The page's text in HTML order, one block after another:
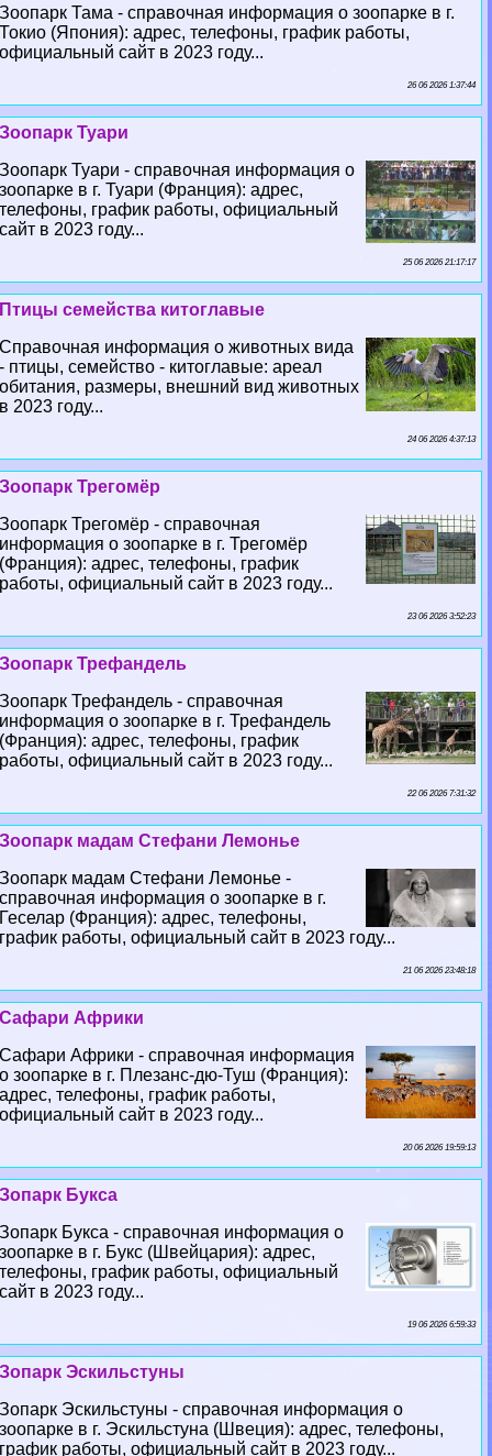
Зоопарк Тама - справочная информация о зоопарке в г.
Токио (Япония): адрес, телефоны, график работы,
официальный сайт в 2023 году...
26 06 2026 1:37:44
Зоопарк Туари
Зоопарк Туари - справочная информация о
зоопарке в г. Туари (Франция): адрес,
телефоны, график работы, официальный
сайт в 2023 году...
25 06 2026 21:17:17
Птицы семейства китоглавые
Справочная информация о животных вида
- птицы, семейство - китоглавые: ареал
обитания, размеры, внешний вид животных
в 2023 году...
24 06 2026 4:37:13
Зоопарк Трегомёр
Зоопарк Трегомёр - справочная
информация о зоопарке в г. Трегомёр
(Франция): адрес, телефоны, график
работы, официальный сайт в 2023 году...
23 06 2026 3:52:23
Зоопарк Трефандель
Зоопарк Трефандель - справочная
информация о зоопарке в г. Трефандель
(Франция): адрес, телефоны, график
работы, официальный сайт в 2023 году...
22 06 2026 7:31:32
Зоопарк мадам Стефани Лемонье
Зоопарк мадам Стефани Лемонье -
справочная информация о зоопарке в г.
Геселар (Франция): адрес, телефоны,
график работы, официальный сайт в 2023 году...
21 06 2026 23:48:18
Сафари Африки
Сафари Африки - справочная информация
о зоопарке в г. Плезанс-дю-Туш (Франция):
адрес, телефоны, график работы,
официальный сайт в 2023 году...
20 06 2026 19:59:13
Зопарк Букса
Зопарк Букса - справочная информация о
зоопарке в г. Букс (Швейцария): адрес,
телефоны, график работы, официальный
сайт в 2023 году...
19 06 2026 6:59:33
Зопарк Эскильстуны
Зопарк Эскильстуны - справочная информация о
зоопарке в г. Эскильстуна (Швеция): адрес, телефоны,
график работы, официальный сайт в 2023 году...